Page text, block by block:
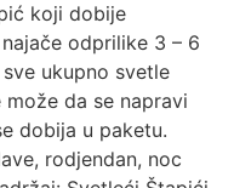
koji dobije
odprilike 3 – 6
ukupno svetle
da se napravi
dobija u paketu.
rodjendan, noc